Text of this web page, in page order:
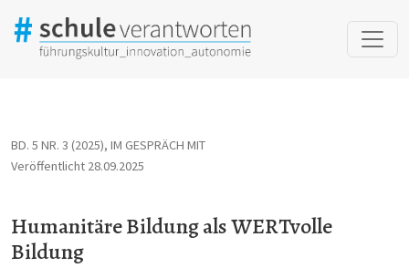
BD. 5 NR. 3 (2025), IM GESPRÄCH MIT
Humanitäre Bildung als WERTvolle
Bildung
Veröffentlicht 28.09.2025